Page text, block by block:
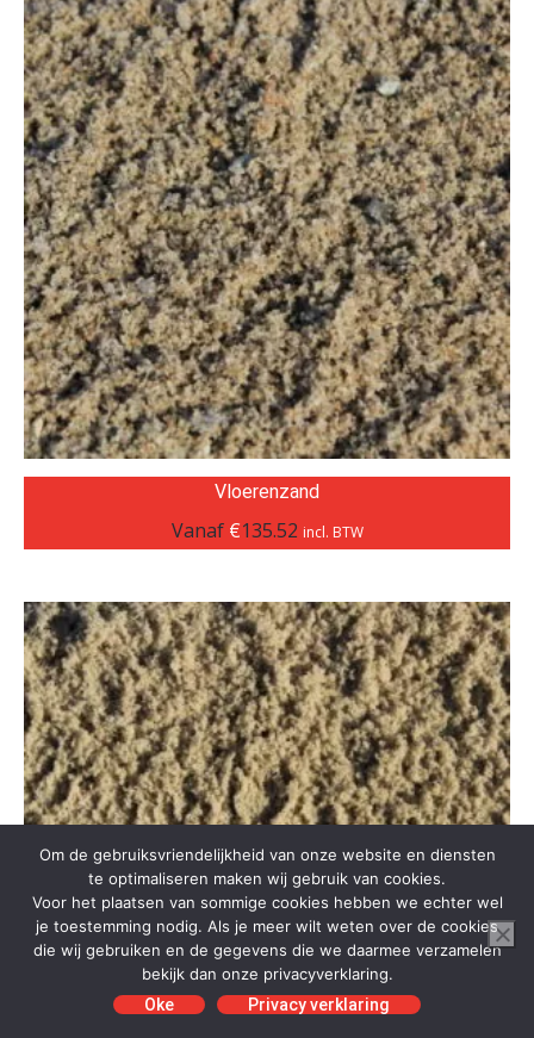
Vloerenzand
Vanaf €135.52 incl. BTW
Om de gebruiksvriendelijkheid van onze website en diensten
te optimaliseren maken wij gebruik van cookies.
Voor het plaatsen van sommige cookies hebben we echter wel
je toestemming nodig. Als je meer wilt weten over de cookies
die wij gebruiken en de gegevens die we daarmee verzamelen
bekijk dan onze privacyverklaring.
Oke
Privacy verklaring